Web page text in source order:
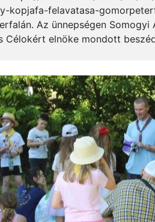
kopjafa-felavatasa-
Az ünnepségen
Célokért elnöke mondott